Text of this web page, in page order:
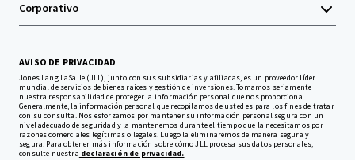
Corporativo
AVISO DE PRIVACIDAD
Jones Lang LaSalle (JLL), junto con sus subsidiarias y afiliadas, es un proveedor líder
mundial de servicios de bienes raíces y gestión de inversiones. Tomamos seriamente
nuestra responsabilidad de proteger la información personal que nos proporciona.
Generalmente, la información personal que recopilamos de usted es para los fines de tratar
con su consulta. Nos esforzamos por mantener su información personal segura con un
nivel adecuado de seguridad y la mantenemos durante el tiempo que la necesitamos por
razones comerciales legítimas o legales. Luego la eliminaremos de manera segura y
segura. Para obtener más información sobre cómo JLL procesa sus datos personales,
consulte nuestra declaración de privacidad.